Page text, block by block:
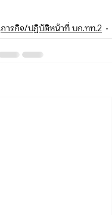
ภารกิจ/ปฏิบัติหน้าที่ บก.ทท.2